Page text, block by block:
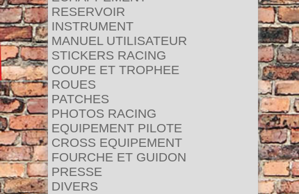
RESERVOIR
INSTRUMENT
MANUEL UTILISATEUR
STICKERS RACING
COUPE ET TROPHEE
ROUES
PATCHES
PHOTOS RACING
EQUIPEMENT PILOTE
CROSS EQUIPEMENT
FOURCHE ET GUIDON
PRESSE
DIVERS